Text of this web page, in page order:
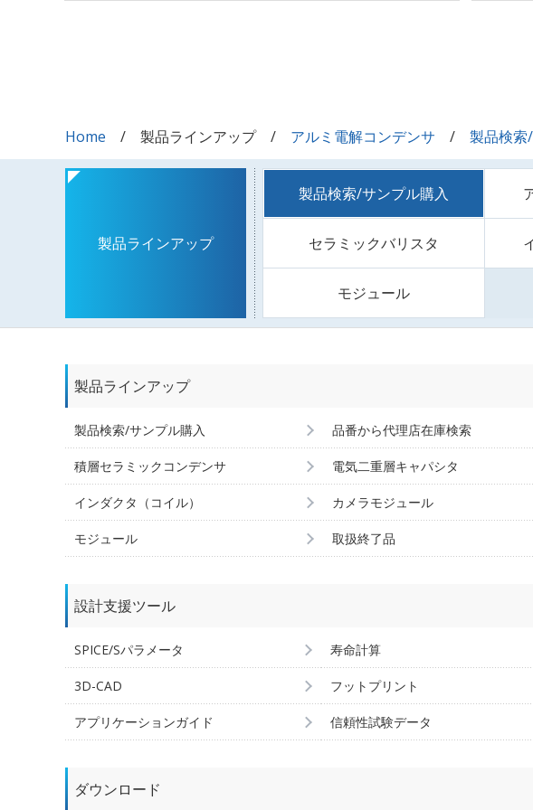
Home 製品ラインアップ アルミ電解コンデンサ 製品検索
製品ラインアップ
製品検索/サンプル購入
セラミックバリスタ
モジュール
製品ラインアップ
製品検索/サンプル購入 品番から代理店在庫検索
積層セラミックコンデンサ 電気二重層キャパシタ
インダクタ（コイル） カメラモジュール
モジュール 取扱終了品
設計支援ツール
SPICE/Sパラメータ 寿命計算
3D-CAD フットプリント
アプリケーションガイド 信頼性試験データ
ダウンロード